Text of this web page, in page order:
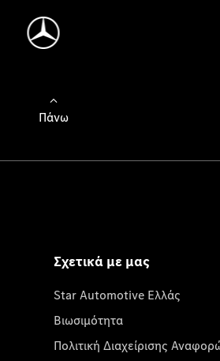
Πάνω
Σχετικά με μας
Star Automotive Ελλάς
Βιωσιμότητα
Πολιτική Διαχείρισης